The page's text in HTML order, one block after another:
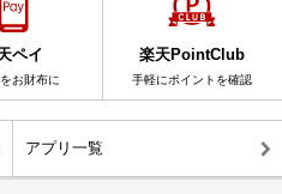
ペイ
お財布に
楽天PointClub
手軽にポイントを確認
アプリ一覧